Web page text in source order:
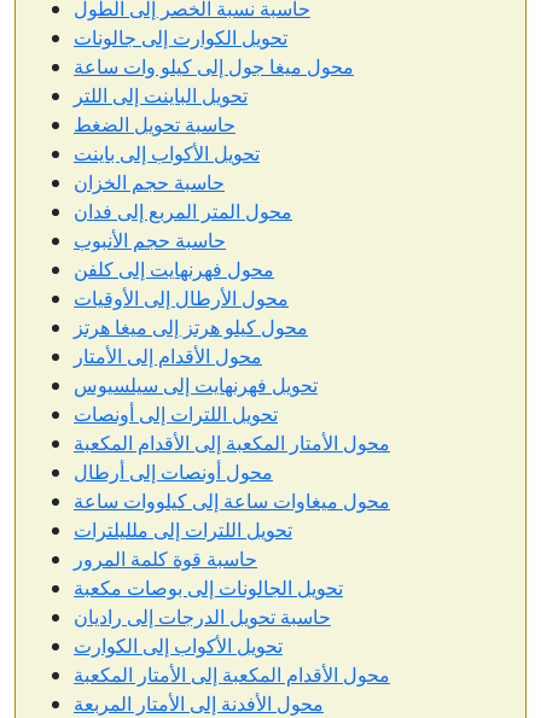
حاسبة نسبة الخصر إلى الطول
تحويل الكوارت إلى جالونات
محول ميغا جول إلى كيلو وات ساعة
تحويل الباينت إلى اللتر
حاسبة تحويل الضغط
تحويل الأكواب إلى باينت
حاسبة حجم الخزان
محول المتر المربع إلى فدان
حاسبة حجم الأنبوب
محول فهرنهايت إلى كلفن
محول الأرطال إلى الأوقيات
محول كيلو هرتز إلى ميغا هرتز
محول الأقدام إلى الأمتار
تحويل فهرنهايت إلى سيلسيوس
تحويل اللترات إلى أونصات
محول الأمتار المكعبة إلى الأقدام المكعبة
محول أونصات إلى أرطال
محول ميغاوات ساعة إلى كيلووات ساعة
تحويل اللترات إلى ملليلترات
حاسبة قوة كلمة المرور
تحويل الجالونات إلى بوصات مكعبة
حاسبة تحويل الدرجات إلى راديان
تحويل الأكواب إلى الكوارت
محول الأقدام المكعبة إلى الأمتار المكعبة
محول الأفدنة إلى الأمتار المربعة